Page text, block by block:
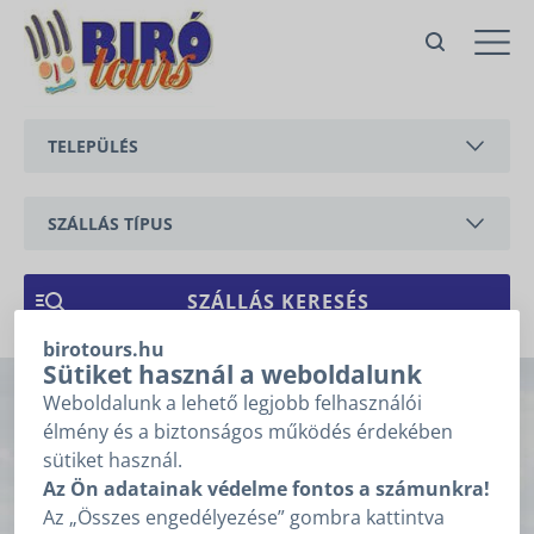
birotours.hu
Sütiket használ a weboldalunk
Weboldalunk a lehető legjobb felhasználói
élmény és a biztonságos működés érdekében
sütiket használ.
Az Ön adatainak védelme fontos a számunkra!
Az „Összes engedélyezése” gombra kattintva
TELEPÜLÉS
CSERSZEGTOMAJ
GYENESDIÁS
HÉVÍZ
KESZTHELY
VONYARCVASHEGY
SZÁLLÁS TÍPUS
APARTMAN
Nr. 74 Villa Betty
medencével
Nr. 74 Villa Betty medencével
kattintson a „Tovább” gombra!
1 2 3
ÉRKEZÉS*
TÁVOZÁS
Nem tudom az érkezésem, távozásom dátumát.